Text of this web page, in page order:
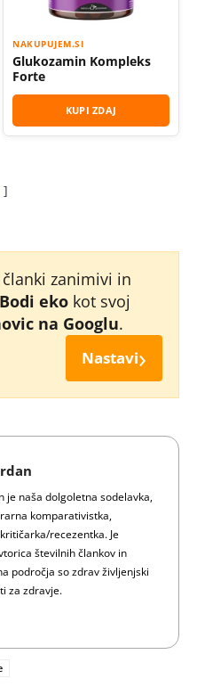
NAKUPUJEM.SI
Glukozamin Kompleks
Forte
KUPI ZDAJ
zanimivi in
Bodi eko kot svoj
na Googlu.
Nastavi›
je naša dolgoletna sodelavka,
komparativistka,
recezentka. Je
številnih člankov in
področja so zdrav življenjski
za zdravje.